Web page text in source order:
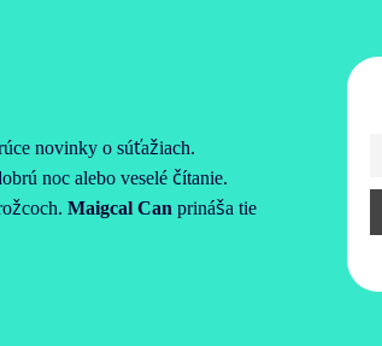
novinky o súťažiach.
noc alebo veselé čítanie.
Maigcal Can prináša tie